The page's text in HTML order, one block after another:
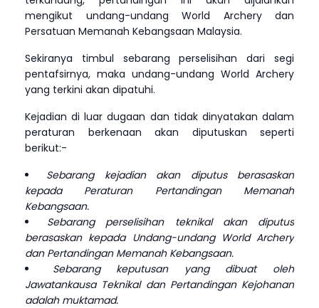
mengikut undang-undang World Archery dan
Persatuan Memanah Kebangsaan Malaysia.
Sekiranya timbul sebarang perselisihan dari segi
pentafsirnya, maka undang-undang World Archery
yang terkini akan dipatuhi.
Kejadian di luar dugaan dan tidak dinyatakan dalam
peraturan berkenaan akan diputuskan seperti
berikut:-
Sebarang kejadian akan diputus berasaskan
kepada Peraturan Pertandingan Memanah
Kebangsaan.
Sebarang perselisihan teknikal akan diputus
berasaskan kepada Undang-undang World Archery
dan Pertandingan Memanah Kebangsaan.
Sebarang keputusan yang dibuat oleh
Jawatankausa Teknikal dan Pertandingan Kejohanan
adalah muktamad.